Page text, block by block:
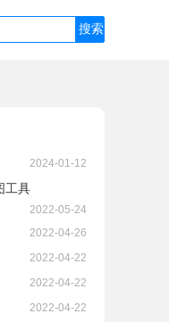
2024-01-12
工具
2022-05-24
2022-04-26
2022-04-22
2022-04-22
2022-04-22